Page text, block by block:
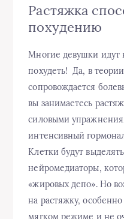
Растяжка
похудению
Многие девушки идут
похудеть! Да, в
сопровождается
вы занимаетесь
силовыми
интенсивный
Клетки будут
нейромедиаторы,
«жировых депо». Но
на растяжку,
мягком режиме и не